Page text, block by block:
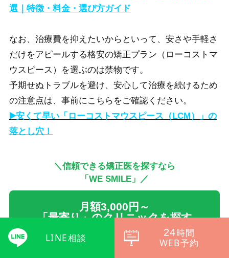
選｜特徴・料金・選び方ガイド
なお、治療費を抑えたいからといって、安さや手軽さ
だけをアピールする格安の矯正プラン（ローコストマ
ウスピース）を選ぶのは禁物です。
予期せぬトラブルを避け、安心して治療を続けるため
の注意点は、事前にこちらをご確認ください。
▶️安くて早い「ローコストマウスピース（LCM）」の
落とし穴！
＼信頼できる矯正医を探すなら
「WE SMILE」／
月額3,000円～
「最寄り」のクリニックを探す
LINE相談
24時間
WEB予約